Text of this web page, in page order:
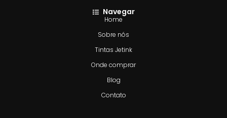
Navegar
Home
Sobre nós
Tintas Jetink
Onde comprar
Blog
Contato